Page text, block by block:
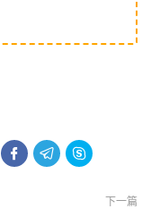
  
下一篇